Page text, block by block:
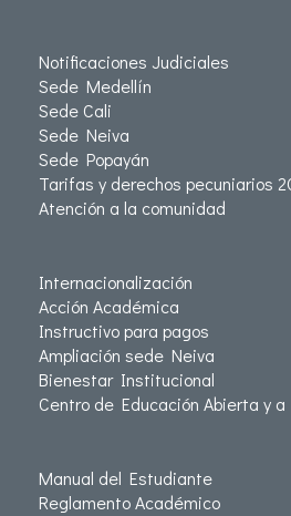
Notificaciones Judiciales
Sede Medellín
Sede Cali
Sede Neiva
Sede Popayán
Tarifas y derechos pecuniarios
Atención a la comunidad
Internacionalización
Acción Académica
Instructivo para pagos
Ampliación sede Neiva
Bienestar Institucional
Centro de Educación Abierta y
Manual del Estudiante
Reglamento Académico